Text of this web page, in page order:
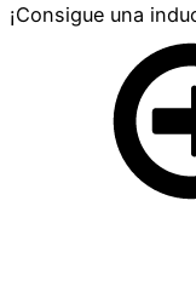
¡Consigue una